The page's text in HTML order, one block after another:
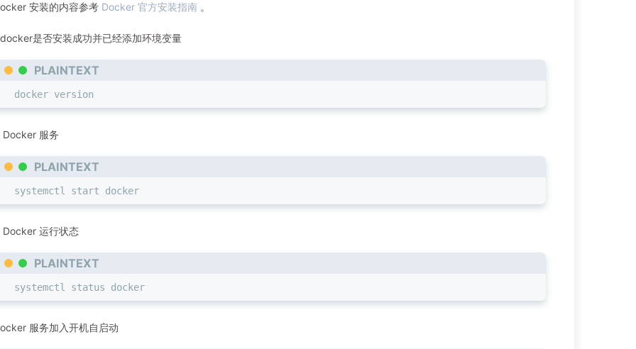
安装的内容参考 Docker 官方安装指南。
是否安装成功并已经添加环境变量
PLAINTEXT
docker version
Docker 服务
PLAINTEXT
systemctl start docker
Docker 运行状态
PLAINTEXT
systemctl status docker
服务加入开机自启动